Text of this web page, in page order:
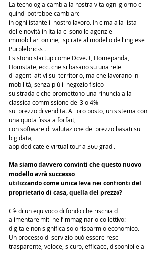
La tecnologia cambia la nostra vita ogni giorno e
quindi potrebbe cambiare
in ogni istante il nostro lavoro. In cima alla lista
delle novità in Italia ci sono le agenzie
immobiliari online, ispirate al modello dell'inglese
Purplebricks .
Esistono startup come Dove.it, Homepanda,
Homstate, ecc. che si basano su una rete
di agenti attivi sul territorio, ma che lavorano in
mobilità, senza più il negozio fisico
su strada e che promettono una rinuncia alla
classica commissione del 3 o 4%
sul prezzo di vendita. Al loro posto, un sistema con
una quota fissa a forfait,
con software di valutazione del prezzo basati sui
big data,
app dedicate e virtual tour a 360 gradi.
Ma siamo davvero convinti che questo nuovo
modello avrà successo
utilizzando come unica leva nei confronti del
proprietario di casa, quella del prezzo?
C’è di un equivoco di fondo che rischia di
alimentare miti nell’immaginario collettivo:
digitale non significa solo risparmio economico.
Un processo di servizio può essere reso
trasparente, veloce, sicuro, efficace, disponibile a